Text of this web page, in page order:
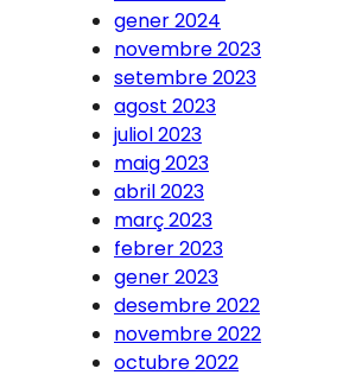
gener 2024
novembre 2023
setembre 2023
agost 2023
juliol 2023
maig 2023
abril 2023
març 2023
febrer 2023
gener 2023
desembre 2022
novembre 2022
octubre 2022